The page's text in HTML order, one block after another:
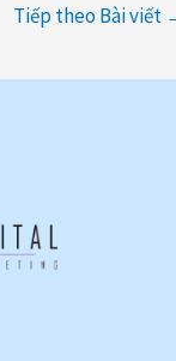
Tiếp theo Bài viết